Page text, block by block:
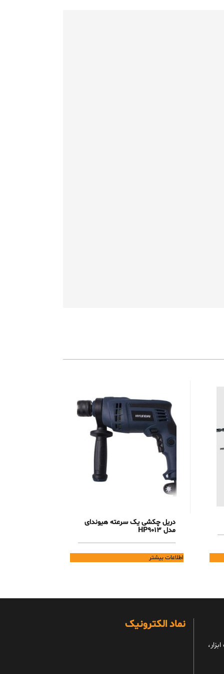
دریل چکشی یک سرعته هیوندای
مدل HP9013
اطلاعات بیشتر
نماد الکترونیک